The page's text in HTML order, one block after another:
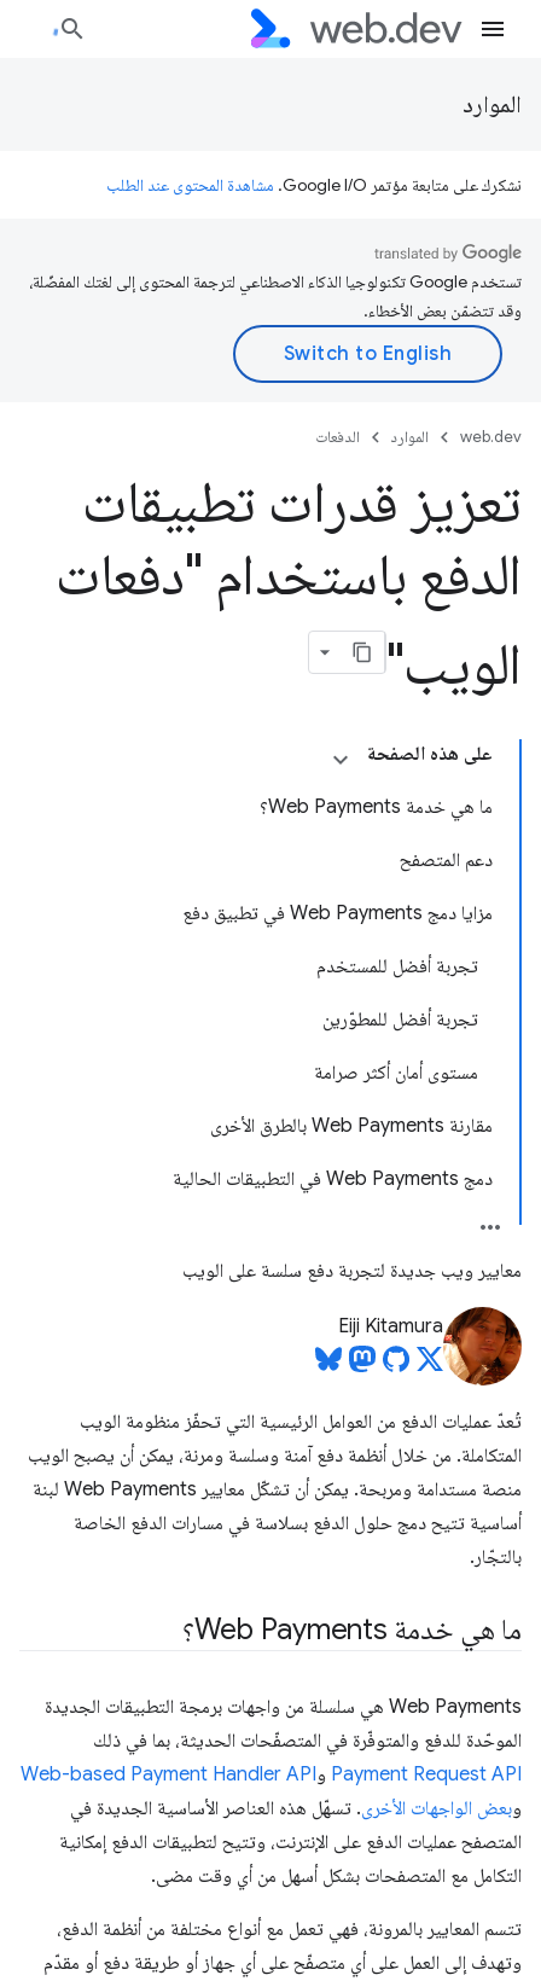
الموارد
نشكرك على متابعة مؤتمر Google I/O. مشاهدة المحتوى عند الطلب
تستخدم Google تكنولوجيا الذكاء الاصطناعي لترجمة المحتوى إلى لغتك المفضّلة،
وقد تتضمّن بعض الأخطاء.
web.dev الموارد الدفعات
تعزيز قدرات تطبيقات
الدفع باستخدام "دفعات
الويب"
على هذه الصفحة
ما هي خدمة Web Payments؟
دعم المتصفح
مزايا دمج Web Payments في تطبيق دفع
تجربة أفضل للمستخدم
تجربة أفضل للمطوّرين
مستوى أمان أكثر صرامة
مقارنة Web Payments بالطرق الأخرى
دمج Web Payments في التطبيقات الحالية
معايير ويب جديدة لتجربة دفع سلسة على الويب
Eiji Kitamura
تُعدّ عمليات الدفع من العوامل الرئيسية التي تحفّز منظومة الويب
المتكاملة. من خلال أنظمة دفع آمنة وسلسة ومرنة، يمكن أن يصبح الويب
منصة مستدامة ومربحة. يمكن أن تشكّل معايير Web Payments لبنة
أساسية تتيح دمج حلول الدفع بسلاسة في مسارات الدفع الخاصة
بالتجّار.
ما هي خدمة Web Payments؟
Web Payments هي سلسلة من واجهات برمجة التطبيقات الجديدة
الموحّدة للدفع والمتوفّرة في المتصفّحات الحديثة، بما في ذلك
Payment Request API وWeb-based Payment Handler API
وبعض الواجهات الأخرى. تسهّل هذه العناصر الأساسية الجديدة في
المتصفح عمليات الدفع على الإنترنت، وتتيح لتطبيقات الدفع إمكانية
التكامل مع المتصفحات بشكل أسهل من أي وقت مضى.
تتسم المعايير بالمرونة، فهي تعمل مع أنواع مختلفة من أنظمة الدفع،
وتهدف إلى العمل على أي متصفّح على أي جهاز أو طريقة دفع أو مقدّم